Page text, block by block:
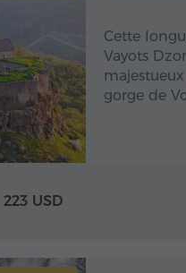
Cette
Vayots
gorge de
223 USD